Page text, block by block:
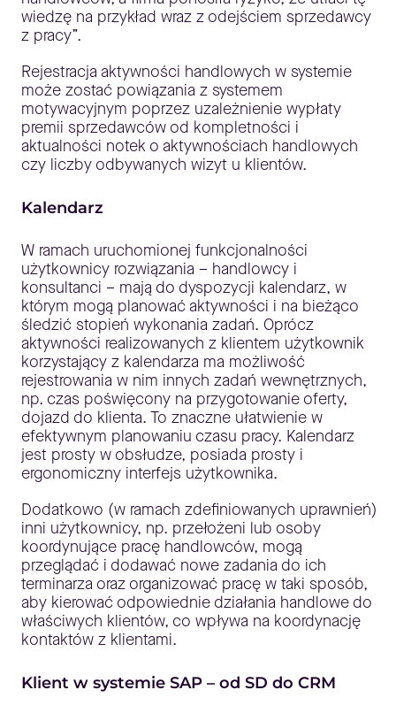
wiedzę na przykład wraz z odejściem sprzedawcy
z pracy”.
Rejestracja aktywności handlowych w systemie
może zostać powiązania z systemem
motywacyjnym poprzez uzależnienie wypłaty
premii sprzedawców od kompletności i
aktualności notek o aktywnościach handlowych
czy liczby odbywanych wizyt u klientów.
Kalendarz
W ramach uruchomionej funkcjonalności
użytkownicy rozwiązania – handlowcy i
konsultanci – mają do dyspozycji kalendarz, w
którym mogą planować aktywności i na bieżąco
śledzić stopień wykonania zadań. Oprócz
aktywności realizowanych z klientem użytkownik
korzystający z kalendarza ma możliwość
rejestrowania w nim innych zadań wewnętrznych,
np. czas poświęcony na przygotowanie oferty,
dojazd do klienta. To znaczne ułatwienie w
efektywnym planowaniu czasu pracy. Kalendarz
jest prosty w obsłudze, posiada prosty i
ergonomiczny interfejs użytkownika.
Dodatkowo (w ramach zdefiniowanych uprawnień)
inni użytkownicy, np. przełożeni lub osoby
koordynujące pracę handlowców, mogą
przeglądać i dodawać nowe zadania do ich
terminarza oraz organizować pracę w taki sposób,
aby kierować odpowiednie działania handlowe do
właściwych klientów, co wpływa na koordynację
kontaktów z klientami.
Klient w systemie SAP – od SD do CRM